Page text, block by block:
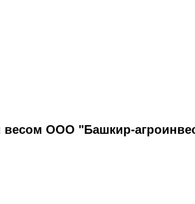
ООО "Башкир-